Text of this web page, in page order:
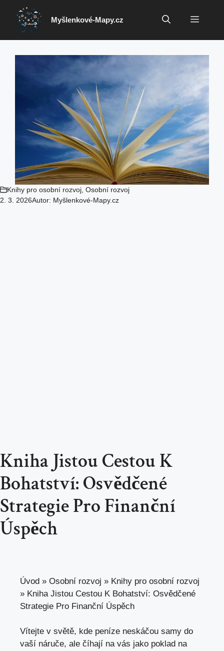
Přeskočit
obsah
Myšlenkové-Mapy.cz Menu
Knihy pro osobní rozvoj Osobní rozvoj
2. 3. 2026Autor: Myšlenkové-Mapy.cz
Kniha Jistou Cestou K
Bohatství: Osvědčené
Strategie Pro Finanční
Úspěch
Úvod » Osobní rozvoj » Knihy pro osobní rozvoj
» Kniha Jistou Cestou K Bohatství: Osvědčené
Strategie Pro Finanční Úspěch
Vítejte v světě, kde peníze neskáčou samy do
vaší náruče, ale číhají na vás jako poklad na